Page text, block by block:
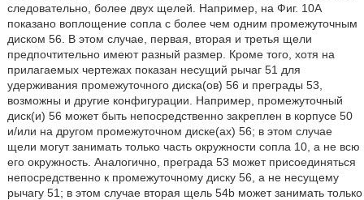
следовательно, более двух щелей. Например, на Фиг. 10А
показано воплощение сопла с более чем одним промежуточным
диском 56. В этом случае, первая, вторая и третья щели
предпочтительно имеют разный размер. Кроме того, хотя на
прилагаемых чертежах показан несущий рычаг 51 для
удерживания промежуточного диска(ов) 56 и преграды 53,
возможны и другие конфигурации. Например, промежуточный
диск(и) 56 может быть непосредственно закреплен в корпусе 50
и/или на другом промежуточном диске(ах) 56; в этом случае
щели могут занимать только часть окружности сопла 10, а не всю
его окружность. Аналогично, преграда 53 может присоединяться
непосредственно к промежуточному диску 56, а не несущему
рычагу 51; в этом случае вторая щель 54b может занимать только